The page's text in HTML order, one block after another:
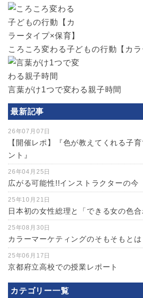
ころころ変わる子どもの行動【カラ
言葉がけ1つで変わる親子時間
最新記事
26年07月07日
【開催レポ】『色が教えてくれる子
ント』
26年04月25日
広がる可能性!!インストラクターの今
25年10月21日
日本初の女性総理と「できる女の色合
25年08月30日
カラーマーケティングのそもそもとは
25年06月17日
京都府立高校での授業レポート
カテゴリー一覧